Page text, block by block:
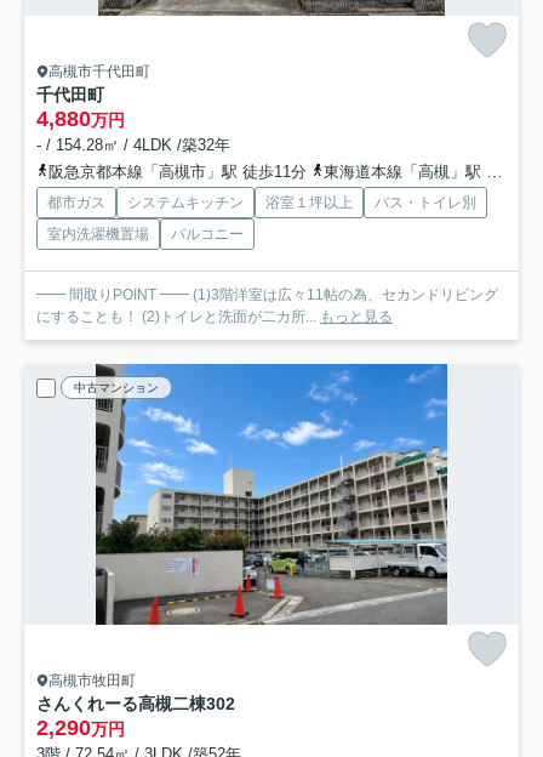
高槻市千代田町
千代田町
4,880万円
- / 154.28㎡ / 4LDK /築32年
阪急京都本線「高槻市」駅 徒歩11分
東海道本線「高槻」駅 徒歩21分
都市ガス システムキッチン 浴室１坪以上
バス・トイレ別
室内洗濯機置場
バルコニー
━━ 間取りPOINT ━━ (1)3階洋室は広々11帖の為、セカンドリビング
にすることも！ (2)トイレと洗面が二カ所... もっと見る
中古マンション
高槻市牧田町
さんくれーる高槻二棟302
2,290万円